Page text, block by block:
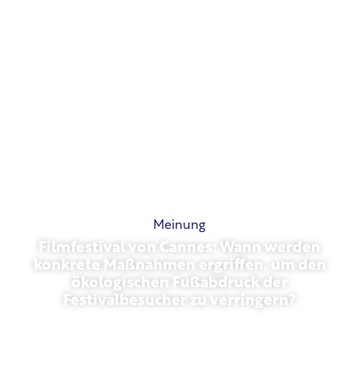
Meinung
Filmfestival von Cannes: Wann werden
konkrete Maßnahmen ergriffen, um den
ökologischen Fußabdruck der
Festivalbesucher zu verringern?